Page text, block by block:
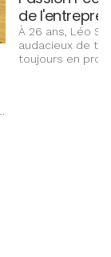
de
À 26 ans, Léo
audacieux de
toujours en